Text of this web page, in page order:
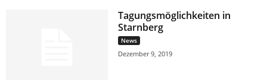
Tagungsmöglichkeiten in
Starnberg
News
Dezember 9, 2019